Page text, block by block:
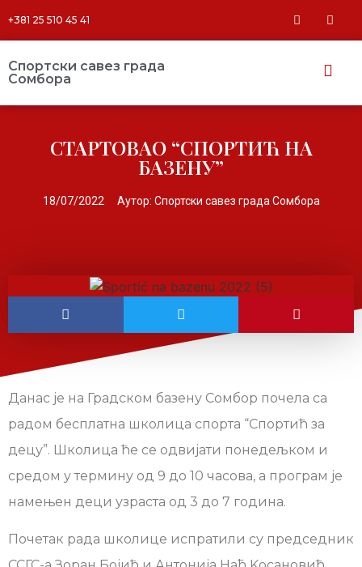
+381 25 510 45 41
Спортски савез града
Сомбора​
СТАРТОВАО “СПОРТИЋ НА
БАЗЕНУ”
18/07/2022 Аутор: Спортски савез града Сомбора
Данас је на Градском базену Сомбор почела са
радом бесплатна школица спорта “Спортић за
децу”. Школица ће се одвијати понедељком и
средом у термину од 9 до 10 часова, а програм је
намењен деци узраста од 3 до 7 година.
Почетак рада школице испратили су председник